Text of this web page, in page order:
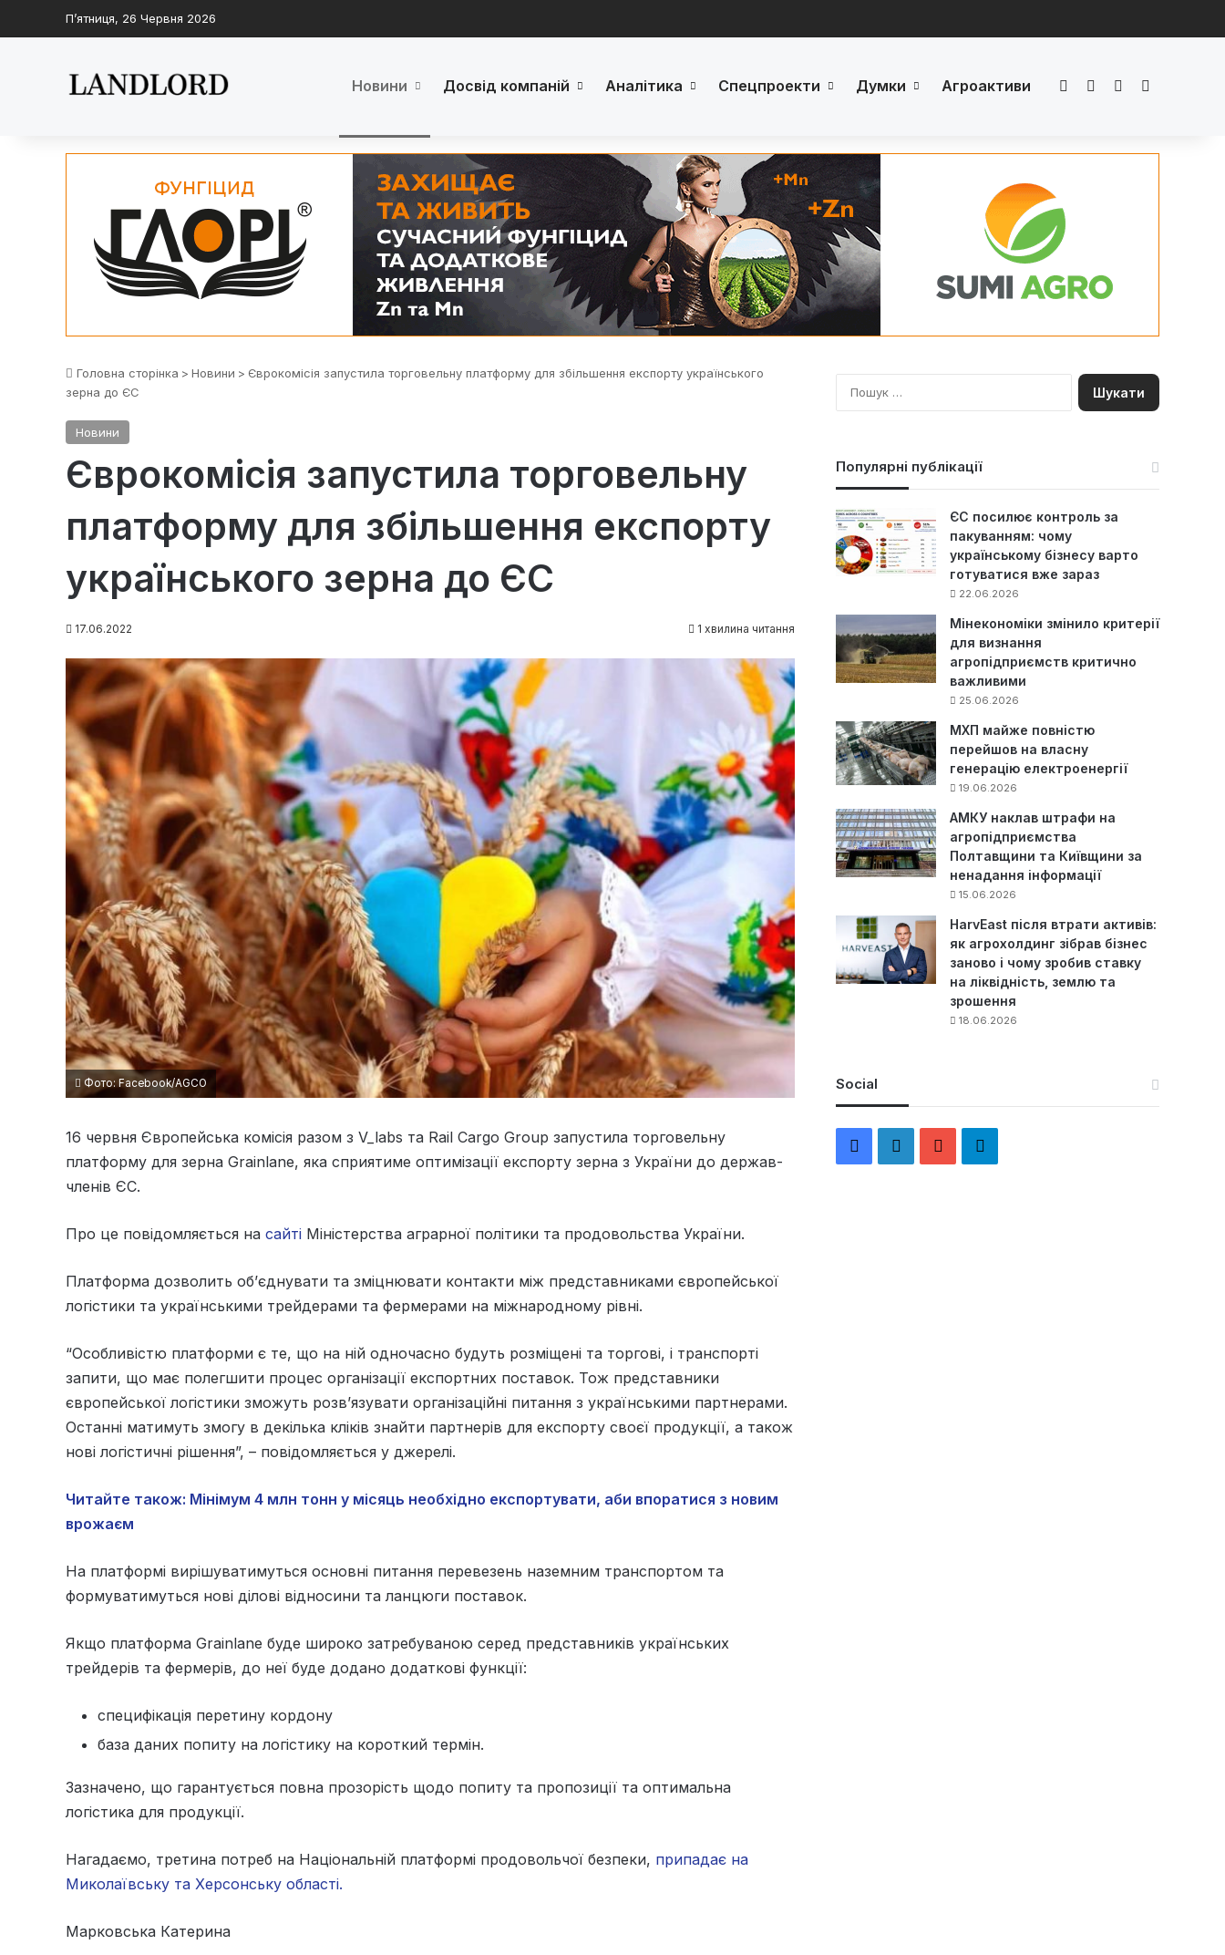
П’ятниця, 26 Червня 2026
Новини Досвід компаній Аналітика Спецпроекти Думки Агроактиви FacebookLinkedInYouTube
Головна сторінка > Новини > Єврокомісія запустила торговельну платформу для збільшення експорту українського
зерна до ЄС
Новини
Єврокомісія запустила торговельну
платформу для збільшення експорту
українського зерна до ЄС
17.06.2022 1 хвилина читання
Фото: Facebook/AGCO
16 червня Європейська комісія разом з V_labs та Rail Cargo Group запустила торговельну
платформу для зерна Grainlane, яка сприятиме оптимізації експорту зерна з України до держав-
членів ЄС.
Про це повідомляється на сайті Міністерства аграрної політики та продовольства України.
Платформа дозволить об’єднувати та зміцнювати контакти між представниками європейської
логістики та українськими трейдерами та фермерами на міжнародному рівні.
“Особливістю платформи є те, що на ній одночасно будуть розміщені та торгові, і транспорті
запити, що має полегшити процес організації експортних поставок. Тож представники
європейської логістики зможуть розв’язувати організаційні питання з українськими партнерами.
Останні матимуть змогу в декілька кліків знайти партнерів для експорту своєї продукції, а також
нові логістичні рішення”, – повідомляється у джерелі.
Читайте також: Мінімум 4 млн тонн у місяць необхідно експортувати, аби впоратися з новим
врожаєм
На платформі вирішуватимуться основні питання перевезень наземним транспортом та
формуватимуться нові ділові відносини та ланцюги поставок.
Якщо платформа Grainlane буде широко затребуваною серед представників українських
трейдерів та фермерів, до неї буде додано додаткові функції:
специфікація перетину кордону
база даних попиту на логістику на короткий термін.
Зазначено, що гарантується повна прозорість щодо попиту та пропозиції та оптимальна
логістика для продукції.
Нагадаємо, третина потреб на Національній платформі продовольчої безпеки, припадає на
Миколаївську та Херсонську області.
Марковська Катерина
П
о
Популярні публікації
ЄС посилює контроль за
пакуванням: чому
українському бізнесу варто
готуватися вже зараз
22.06.2026
Мінекономіки змінило критерії
для визнання
агропідприємств критично
важливими
25.06.2026
МХП майже повністю
перейшов на власну
генерацію електроенергії
19.06.2026
АМКУ наклав штрафи на
агропідприємства
Полтавщини та Київщини за
ненадання інформації
15.06.2026
HarvEast після втрати активів:
як агрохолдинг зібрав бізнес
заново і чому зробив ставку
на ліквідність, землю та
зрошення
18.06.2026
Social